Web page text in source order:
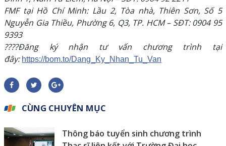
FMF tại Hồ Chí Minh: Lầu 2, Tòa nhà, Thiên Sơn, Số 5
Nguyễn Gia Thiều, Phường 6, Q3, TP. HCM – SĐT: 0904 95
9393
????Đăng ký nhận tư vấn chương trình tại
đây: https://bom.to/Dang_Ky_Nhan_Tu_Van
CÙNG CHUYÊN MỤC
Thông báo tuyển sinh chương trình